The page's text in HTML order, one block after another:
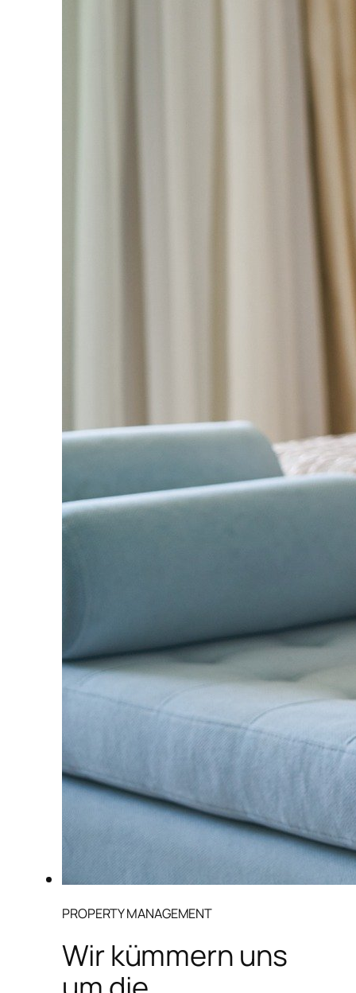
PROPERTY MANAGEMENT
Wir kümmern uns